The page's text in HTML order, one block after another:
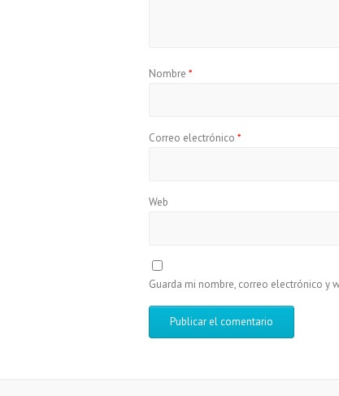
Nombre *
Correo electrónico *
Web
Guarda mi nombre, correo electrónico y